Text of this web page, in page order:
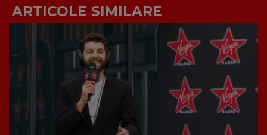
ARTICOLE SIMILARE